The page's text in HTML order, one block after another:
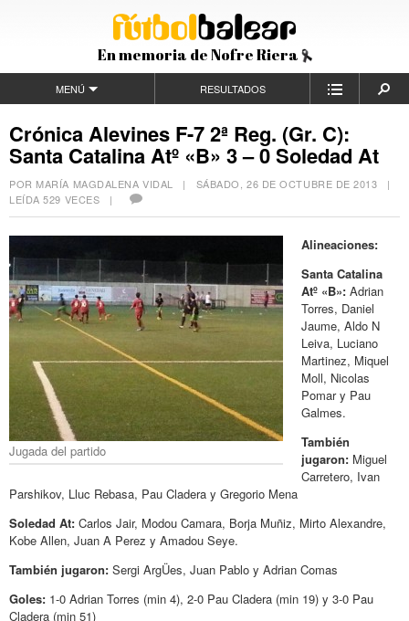
En memoria de Nofre Riera
MENÚ RESULTADOS
Crónica Alevines F-7 2ª Reg. (Gr. C):
Santa Catalina Atº «B» 3 – 0 Soledad At
POR MARÍA MAGDALENA VIDAL | SÁBADO, 26 DE OCTUBRE DE 2013 |
LEÍDA 529 VECES |
Jugada del partido
Alineaciones:
Santa Catalina
Atº «B»: Adrian
Torres, Daniel
Jaume, Aldo N
Leiva, Luciano
Martinez, Miquel
Moll, Nicolas
Pomar y Pau
Galmes.
También
jugaron: Miguel
Carretero, Ivan
Parshikov, Lluc Rebasa, Pau Cladera y Gregorio Mena
Soledad At: Carlos Jair, Modou Camara, Borja Muñiz, Mirto Alexandre,
Kobe Allen, Juan A Perez y Amadou Seye.
También jugaron: Sergi ArgÜes, Juan Pablo y Adrian Comas
Goles: 1-0 Adrian Torres (min 4), 2-0 Pau Cladera (min 19) y 3-0 Pau
Cladera (min 51)